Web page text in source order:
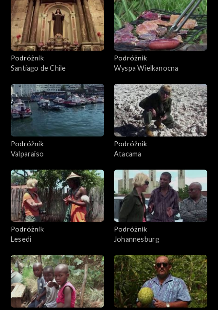
Podróżnik
Santiago de Chile
Podróżnik
Wyspa Wielkanocna
Podróżnik
Valparaiso
Podróżnik
Atacama
Podróżnik
Lesedi
Podróżnik
Johannesburg